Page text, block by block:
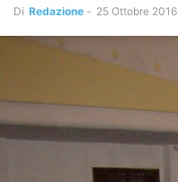
Di Redazione - 25 Ottobre 2016